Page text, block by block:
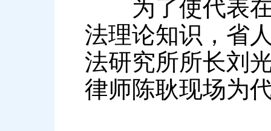
为了使代表在
法理论知识，省
法研究所所长刘
律师陈耿现场为